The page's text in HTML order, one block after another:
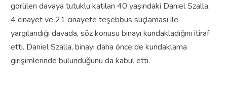
görülen davaya tutuklu katılan 40 yaşındaki Daniel Szalla,
4 cinayet ve 21 cinayete teşebbüs suçlaması ile
yargılandığı davada, söz konusu binayı kundakladığını itiraf
etti. Daniel Szalla, binayı daha önce de kundaklama
girişimlerinde bulunduğunu da kabul etti.